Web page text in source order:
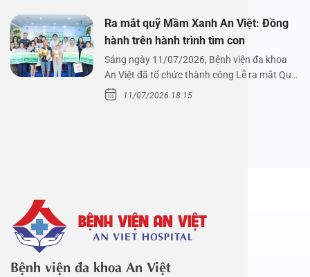
Ra mắt quỹ Mầm Xanh An Việt: Đồng
hành trên hành trình tìm con
Sáng ngày 11/07/2026, Bệnh viện đa khoa
An Việt đã tổ chức thành công Lễ ra mắt Quỹ
Mầm Xanh…
11/07/2026 18:15
Bệnh viện đa khoa An Việt